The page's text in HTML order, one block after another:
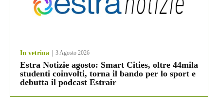
In vetrina 3 Agosto 2026
Estra Notizie agosto: Smart Cities, oltre 44mila
studenti coinvolti, torna il bando per lo sport e
debutta il podcast Estrair